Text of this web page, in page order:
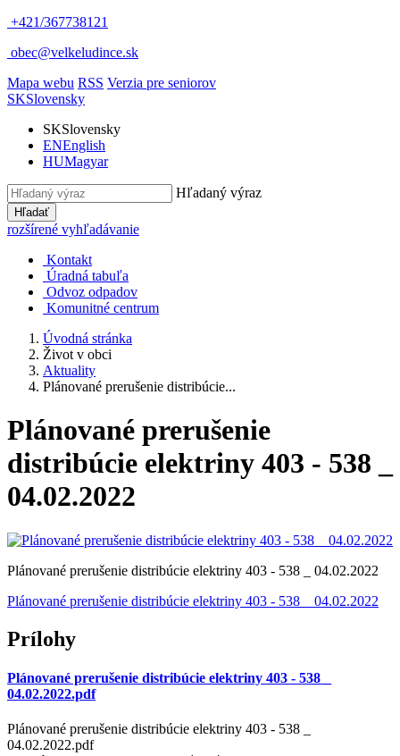
+421/367738121
obec@velkeludince.sk
Mapa webu RSS Verzia pre seniorov
SKSlovensky
SKSlovensky
ENEnglish
HUMagyar
Hľadaný výraz
Hľadať
rozšírené vyhľadávanie
Kontakt
Úradná tabuľa
Odvoz odpadov
Komunitné centrum
Úvodná stránka
Život v obci
Aktuality
Plánované prerušenie distribúcie...
Plánované prerušenie
distribúcie elektriny 403 - 538 _
04.02.2022
Plánované prerušenie distribúcie elektriny 403 - 538 _ 04.02.2022
Plánované prerušenie distribúcie elektriny 403 - 538 _ 04.02.2022
Prílohy
Plánované prerušenie distribúcie elektriny 403 - 538 _
04.02.2022.pdf
Plánované prerušenie distribúcie elektriny 403 - 538 _
04.02.2022.pdf